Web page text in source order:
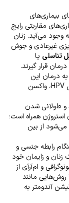
بیماری‌های
مقاربتی رایج
وجود می‌آید. زنان
غیرعادی و جوش
تناسلی یا
قرار گیرند.
درمان این
، واکسن
و طولانی شدن
همراه است؛
می‌شود از بین
رابطه جنسی و
و زایمان خود
و ام‌آرآی از
مانند
آندومتر به